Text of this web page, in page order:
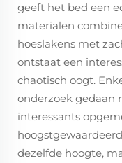
geeft het bed een
materialen
hoeslakens met
ontstaat een
chaotisch oogt.
onderzoek gedaan
interessants
dezelfde hoogte,